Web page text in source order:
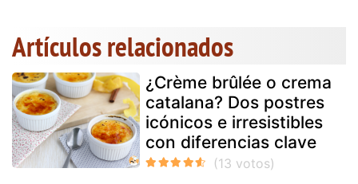
Artículos relacionados
¿Crème brûlée o crema
catalana? Dos postres
icónicos e irresistibles
con diferencias clave